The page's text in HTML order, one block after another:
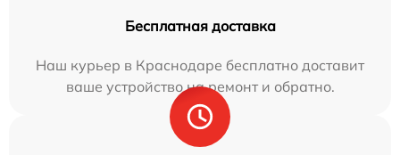
Бесплатная доставка
Наш курьер в Краснодаре бесплатно доставит
ваше устройство на ремонт и обратно.